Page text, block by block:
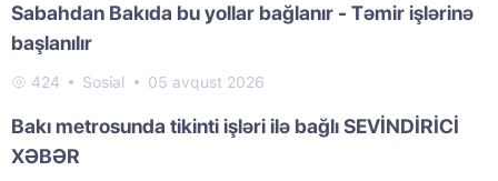
Sabahdan Bakıda bu yollar bağlanır - Təmir işlərinə
başlanılır
424 Sosial 05 avqust 2026
Bakı metrosunda tikinti işləri ilə bağlı SEVİNDİRİCİ
XƏBƏR